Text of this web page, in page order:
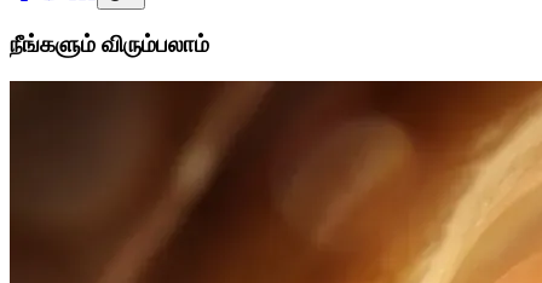
நீங்களும் விரும்பலாம்